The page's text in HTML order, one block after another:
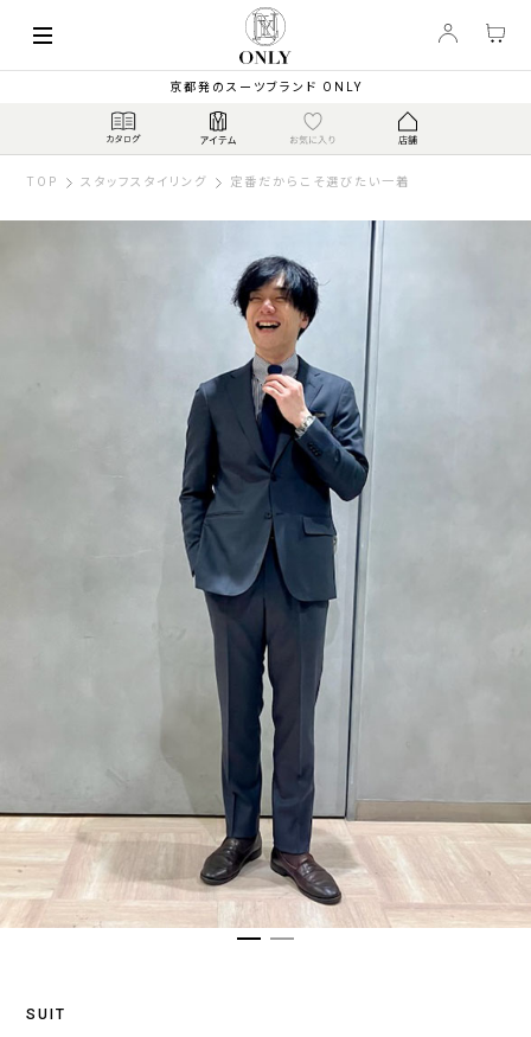
京都発のスーツブランド ONLY
TOP スタッフスタイリング 定番だからこそ選びたい一着
SUIT